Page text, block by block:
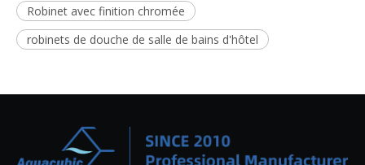
Robinet avec finition chromée
robinets de douche de salle de bains d'hôtel